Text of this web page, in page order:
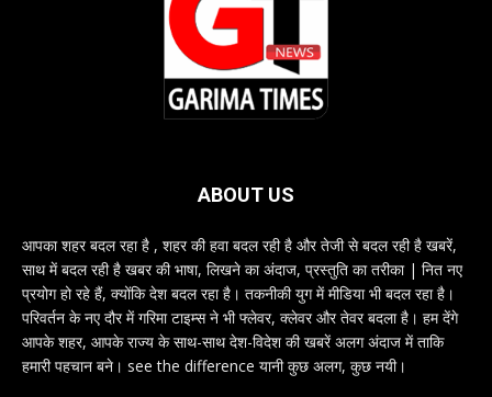
ABOUT US
आपका शहर बदल रहा है , शहर की हवा बदल रही है और तेजी से बदल रही है खबरें,
साथ में बदल रही है खबर की भाषा, लिखने का अंदाज, प्रस्तुति का तरीका | नित नए
प्रयोग हो रहे हैं, क्योंकि देश बदल रहा है। तकनीकी युग में मीडिया भी बदल रहा है।
परिवर्तन के नए दौर में गरिमा टाइम्स ने भी फ्लेवर, क्लेवर और तेवर बदला है। हम देंगे
आपके शहर, आपके राज्य के साथ-साथ देश-विदेश की खबरें अलग अंदाज में ताकि
हमारी पहचान बने। see the difference यानी कुछ अलग, कुछ नयी।